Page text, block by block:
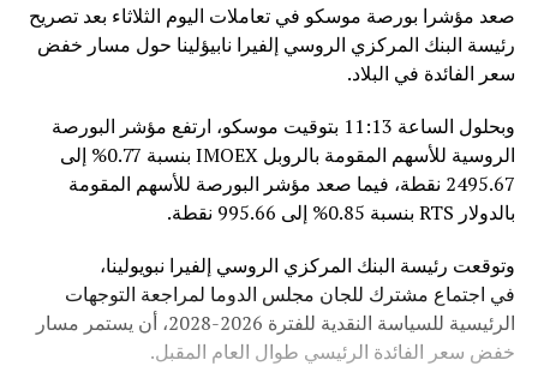
صعد مؤشرا بورصة موسكو في تعاملات اليوم الثلاثاء بعد تصريح
رئيسة البنك المركزي الروسي إلفيرا نابيؤلينا حول مسار خفض
سعر الفائدة في البلاد.
وبحلول الساعة 11:13 بتوقيت موسكو، ارتفع مؤشر البورصة
الروسية للأسهم المقومة بالروبل IMOEX بنسبة 0.77% إلى
2495.67 نقطة، فيما صعد مؤشر البورصة للأسهم المقومة
بالدولار RTS بنسبة 0.85% إلى 995.66 نقطة.
وتوقعت رئيسة البنك المركزي الروسي إلفيرا نبويولينا،
في اجتماع مشترك للجان مجلس الدوما لمراجعة التوجهات
الرئيسية للسياسة النقدية للفترة 2026-2028، أن يستمر مسار
خفض سعر الفائدة الرئيسي طوال العام المقبل.